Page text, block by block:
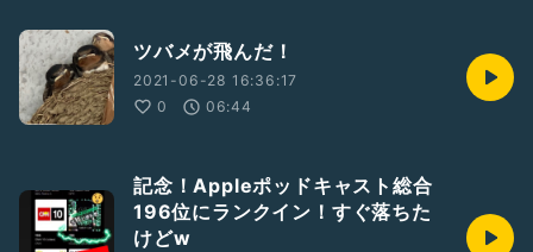
ツバメが飛んだ！
2021-06-28 16:36:17
0
06:44
記念！Appleポッドキャスト総合
196位にランクイン！すぐ落ちた
けどw